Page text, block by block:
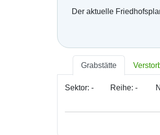
Der aktuelle
Grabstätte
Sektor: - Reihe:-